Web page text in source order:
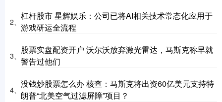
2、
杠杆股市 星辉娱乐：公司已将AI相关技术常态化应用于
游戏研运全流程
3、
股票实盘配资开户 沃尔沃放弃激光雷达，马斯克称早就
警告过他们
4、
没钱炒股票怎么办 核查：马斯克将出资60亿美元支持特
朗普“北美空气过滤屏障”项目？